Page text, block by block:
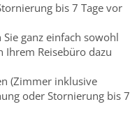
bis 7 Tage vor
ganz einfach sowohl
Ihrem Reisebüro dazu
(Zimmer inklusive
oder Stornierung bis 7